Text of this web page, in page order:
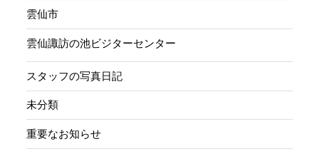
雲仙市
雲仙諏訪の池ビジターセンター
スタッフの写真日記
未分類
重要なお知らせ